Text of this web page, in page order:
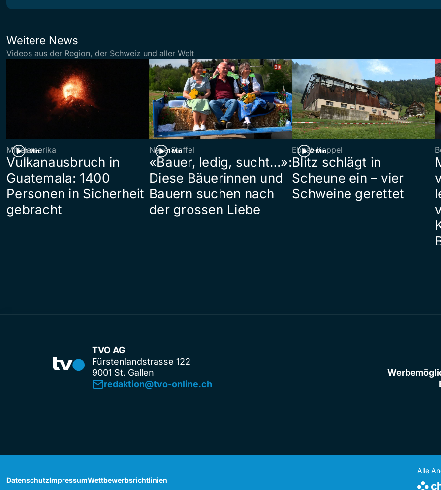
Weitere News
Videos aus der Region, der Schweiz und aller Welt
1 Min
Mittelamerika
Vulkanausbruch in
Guatemala: 1400
Personen in Sicherheit
gebracht
1 Min
Neue Staffel
«Bauer, ledig, sucht…»:
Diese Bäuerinnen und
Bauern suchen nach
der grossen Liebe
2 Min
Ebnat-Kappel
Blitz schlägt in
Scheune ein – vier
Schweine gerettet
TVO AG
Fürstenlandstrasse 122
9001 St. Gallen
redaktion@tvo-online.ch
DatenschutzImpressumWettbewerbsrichtlinien
Alle